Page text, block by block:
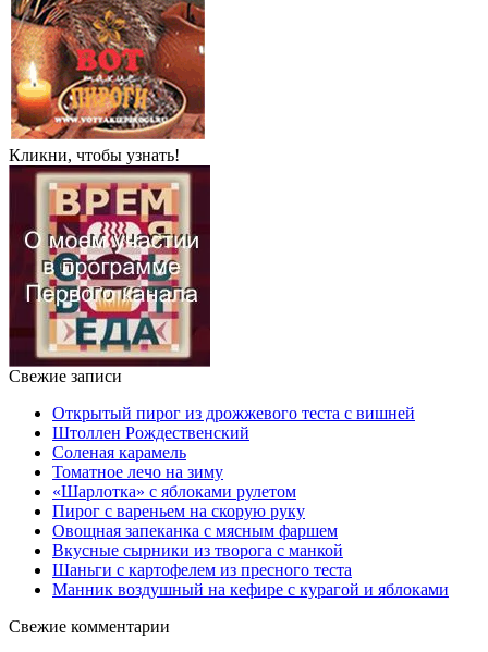
Кликни, чтобы узнать!
Свежие записи
Открытый пирог из дрожжевого теста с вишней
Штоллен Рождественский
Соленая карамель
Томатное лечо на зиму
«Шарлотка» с яблоками рулетом
Пирог с вареньем на скорую руку
Овощная запеканка с мясным фаршем
Вкусные сырники из творога с манкой
Шаньги с картофелем из пресного теста
Манник воздушный на кефире с курагой и яблоками
Свежие комментарии